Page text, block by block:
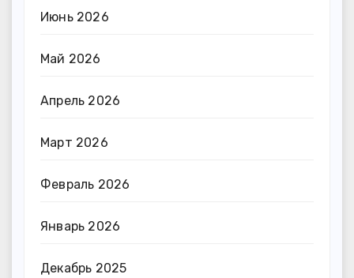
Июнь 2026
Май 2026
Апрель 2026
Март 2026
Февраль 2026
Январь 2026
Декабрь 2025